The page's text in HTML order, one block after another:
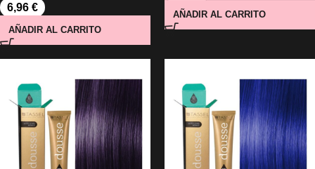
6,96 €
AÑADIR AL CARRITO
AÑADIR AL CARRITO